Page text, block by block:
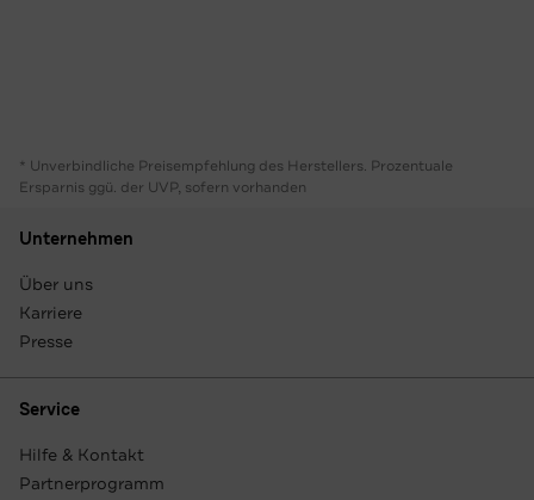
* Unverbindliche Preisempfehlung des Herstellers. Prozentuale
Ersparnis ggü. der UVP, sofern vorhanden
Unternehmen
Über uns
Karriere
Presse
Service
Hilfe & Kontakt
Partnerprogramm